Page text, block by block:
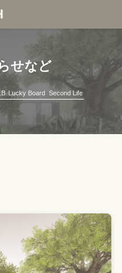
せなど
LB Lucky Board Second Life